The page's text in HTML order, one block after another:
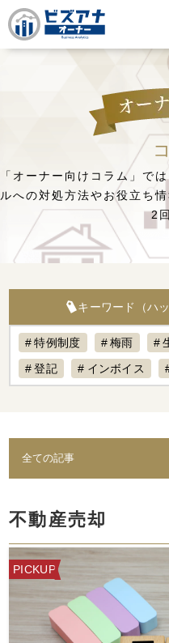
「オーナー向けコラム」で
ルへの対処方法やお役立ち
2
キーワード（ハ
特例制度 梅雨
登記
インボイス
倒壊リスク
セミナー動画配信
AI賃料査定レポート
統計調査レポート
レポート
スマサテ
不動産売却
PICKUP